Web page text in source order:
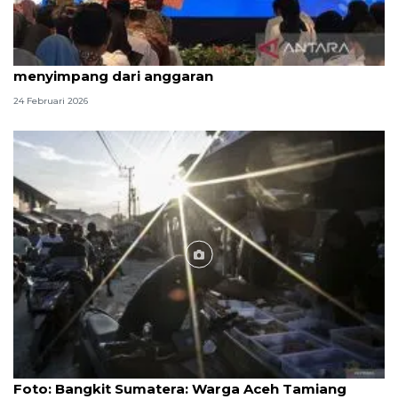
BGN tanggapi menu MBG Ramadhan yang
menyimpang dari anggaran
24 Februari 2026
Foto: Bangkit Sumatera: Warga Aceh Tamiang